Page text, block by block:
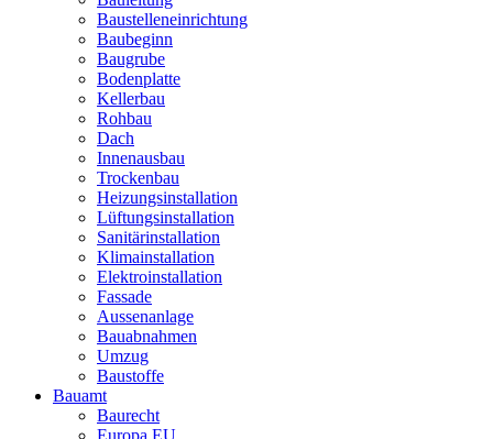
Baustelleneinrichtung
Baubeginn
Baugrube
Bodenplatte
Kellerbau
Rohbau
Dach
Innenausbau
Trockenbau
Heizungsinstallation
Lüftungsinstallation
Sanitärinstallation
Klimainstallation
Elektroinstallation
Fassade
Aussenanlage
Bauabnahmen
Umzug
Baustoffe
Bauamt
Baurecht
Europa EU